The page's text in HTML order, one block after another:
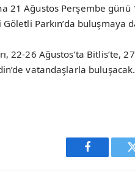
21 Ağustos Perşembe
Göletli Parkın’da buluşmaya
22-26 Ağustos’ta Bitlis’te,
vatandaşlarla buluşacak.
Facebook